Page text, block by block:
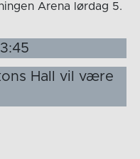
Arena lørdag 5.
Hall vil være